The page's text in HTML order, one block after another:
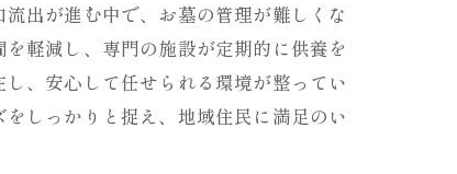
出が進む中で、お墓の管理が難しくな
軽減し、専門の施設が定期的に供養を
、安心して任せられる環境が整ってい
しっかりと捉え、地域住民に満足のい